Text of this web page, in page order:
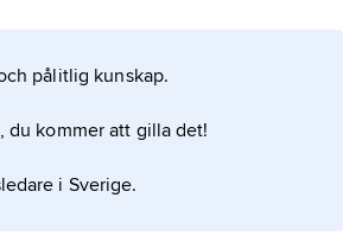
pålitlig kunskap.
du kommer att gilla det!
i Sverige.